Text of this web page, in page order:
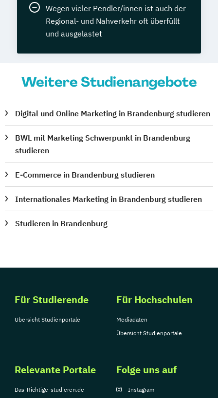
Wegen vieler Pendler/innen ist auch der
Regional- und Nahverkehr oft überfüllt
und ausgelastet
Weitere Studienangebote
Digital und Online Marketing in Brandenburg studieren
BWL mit Marketing Schwerpunkt in Brandenburg
studieren
E-Commerce in Brandenburg studieren
Internationales Marketing in Brandenburg studieren
Studieren in Brandenburg
Für Studierende
Übersicht Studienportale
Für Hochschulen
Mediadaten
Übersicht Studienportale
Relevante Portale
Das-Richtige-studieren.de
Folge uns auf
Instagram